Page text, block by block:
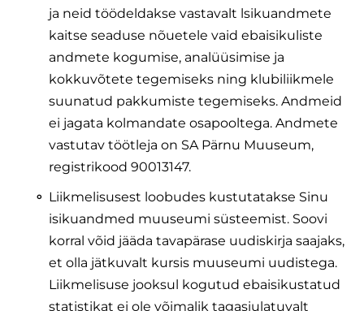
ja neid töödeldakse vastavalt lsikuandmete
kaitse seaduse nõuetele vaid ebaisikuliste
andmete kogumise, analüüsimise ja
kokkuvõtete tegemiseks ning klubiliikmele
suunatud pakkumiste tegemiseks. Andmeid
ei jagata kolmandate osapooltega. Andmete
vastutav töötleja on SA Pärnu Muuseum,
registrikood 90013147.
Liikmelisusest loobudes kustutatakse Sinu
isikuandmed muuseumi süsteemist. Soovi
korral võid jääda tavapärase uudiskirja saajaks,
et olla jätkuvalt kursis muuseumi uudistega.
Liikmelisuse jooksul kogutud ebaisikustatud
statistikat ei ole võimalik tagasiulatuvalt